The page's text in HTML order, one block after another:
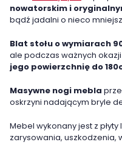
nowatorskim i
bądź jadalni o nieco
Blat stołu o wymiarach
ale podczas ważnych
jego powierzchnię do
Masywne nogi mebla
oskrzyni nadającym bryle
Mebel wykonany jest z
zarysowania, uszkodzenia,